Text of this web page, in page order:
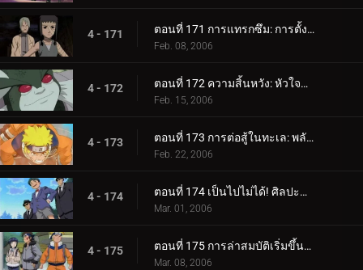
4 - 171 ตอนที่ 171 การแทรกซึม: การตั้งค่า!
Feb. 08, 2006
4 - 172 ตอนที่ 172 ความสิ้นหวัง: หัวใจที่แตกร้าว
Feb. 15, 2006
4 - 173 ตอนที่ 173 การต่อสู้ในทะเล: พลังที่ปลดปล่อย!
Feb. 22, 2006
4 - 174 ตอนที่ 174 เป็นไปไม่ได้! ศิลปะนินจาคนดัง - Jutsu สไตล์เงิน!
Mar. 01, 2006
4 - 175 ตอนที่ 175 การล่าสมบัติเริ่มขึ้นแล้ว!
Mar. 08, 2006